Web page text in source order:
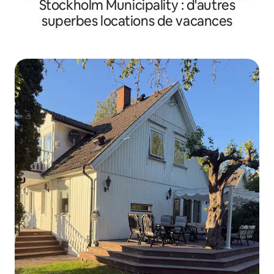
Stockholm Municipality : d'autres
superbes locations de vacances